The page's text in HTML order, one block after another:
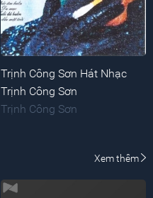
Trịnh Công Sơn Hát Nhạc
Trịnh Công Sơn
Trịnh Công Sơn
Xem thêm